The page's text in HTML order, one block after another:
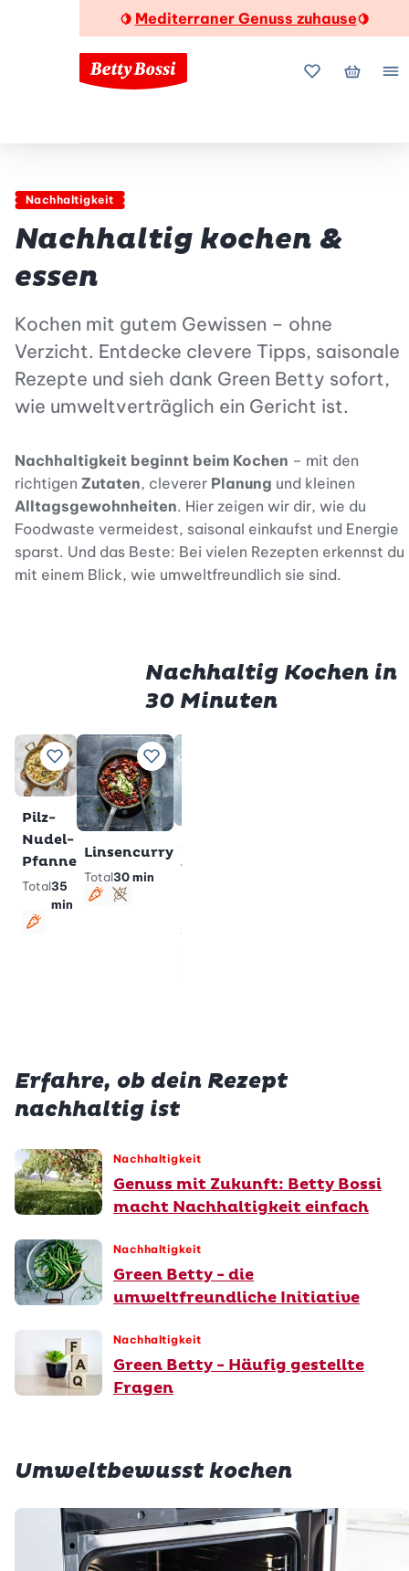
🍋 Mediterraner Genuss zuhause🍋
MeineMein
Nachhaltigkeit
Nachhaltig kochen &
essen
Kochen mit gutem Gewissen – ohne
Verzicht. Entdecke clevere Tipps, saisonale
Rezepte und sieh dank Green Betty sofort,
wie umweltverträglich ein Gericht ist.
Nachhaltigkeit beginnt beim Kochen – mit den
richtigen Zutaten, cleverer Planung und kleinen
Alltagsgewohnheiten. Hier zeigen wir dir, wie du
Foodwaste vermeidest, saisonal einkaufst und Energie
sparst. Und das Beste: Bei vielen Rezepten erkennst du
mit einem Blick, wie umweltfreundlich sie sind.
Nachhaltig Kochen in
30 Minuten
Zu Lieblingsrezepten hinzufügen
Pilz-
Nudel-
Pfanne
Total35
min
vegetarisch
Zu Lieblingsrezepten hinzufügen
Linsencurry
Total30 min
vegetarisch
glutenfrei
Grünes
Thai-Curry
Total
Erfahre, ob dein Rezept
nachhaltig ist
Nachhaltigkeit
Genuss mit Zukunft: Betty Bossi
macht Nachhaltigkeit einfach
Nachhaltigkeit
Green Betty - die
umweltfreundliche Initiative
Nachhaltigkeit
Green Betty - Häufig gestellte
Fragen
Umweltbewusst kochen